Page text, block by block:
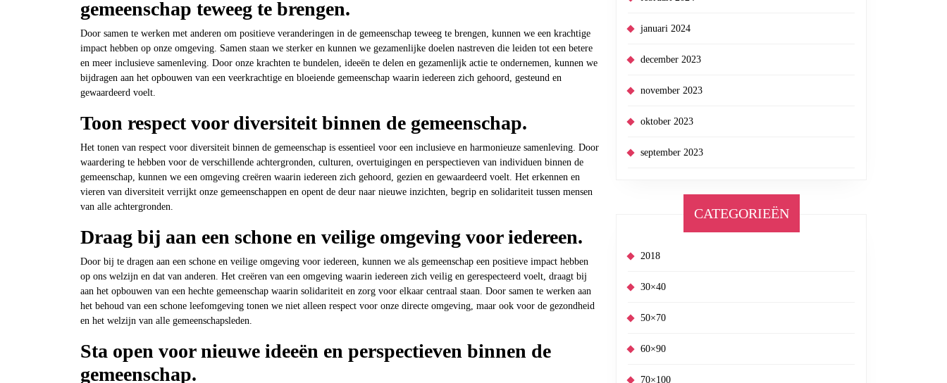
gemeenschap teweeg te brengen.
Door samen te werken met anderen om positieve veranderingen in de gemeenschap teweeg te brengen, kunnen we een krachtige
impact hebben op onze omgeving. Samen staan we sterker en kunnen we gezamenlijke doelen nastreven die leiden tot een betere
en meer inclusieve samenleving. Door onze krachten te bundelen, ideeën te delen en gezamenlijk actie te ondernemen, kunnen we
bijdragen aan het opbouwen van een veerkrachtige en bloeiende gemeenschap waarin iedereen zich gehoord, gesteund en
gewaardeerd voelt.
Toon respect voor diversiteit binnen de gemeenschap.
Het tonen van respect voor diversiteit binnen de gemeenschap is essentieel voor een inclusieve en harmonieuze samenleving. Door
waardering te hebben voor de verschillende achtergronden, culturen, overtuigingen en perspectieven van individuen binnen de
gemeenschap, kunnen we een omgeving creëren waarin iedereen zich gehoord, gezien en gewaardeerd voelt. Het erkennen en
vieren van diversiteit verrijkt onze gemeenschappen en opent de deur naar nieuwe inzichten, begrip en solidariteit tussen mensen
van alle achtergronden.
Draag bij aan een schone en veilige omgeving voor iedereen.
Door bij te dragen aan een schone en veilige omgeving voor iedereen, kunnen we als gemeenschap een positieve impact hebben
op ons welzijn en dat van anderen. Het creëren van een omgeving waarin iedereen zich veilig en gerespecteerd voelt, draagt bij
aan het opbouwen van een hechte gemeenschap waarin solidariteit en zorg voor elkaar centraal staan. Door samen te werken aan
het behoud van een schone leefomgeving tonen we niet alleen respect voor onze directe omgeving, maar ook voor de gezondheid
en het welzijn van alle gemeenschapsleden.
Sta open voor nieuwe ideeën en perspectieven binnen de
gemeenschap.
januari 2024
december 2023
november 2023
oktober 2023
september 2023
CATEGORIEËN
2018
30×40
50×70
60×90
70×100